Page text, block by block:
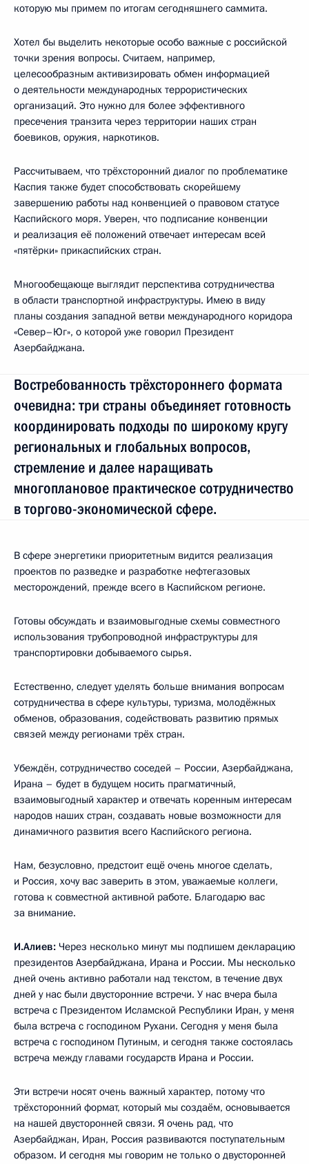
которую мы примем по итогам сегодняшнего саммита.
Хотел бы выделить некоторые особо важные с российской
точки зрения вопросы. Считаем, например,
целесообразным активизировать обмен информацией
о деятельности международных террористических
организаций. Это нужно для более эффективного
пресечения транзита через территории наших стран
боевиков, оружия, наркотиков.
Рассчитываем, что трёхсторонний диалог по проблематике
Каспия также будет способствовать скорейшему
завершению работы над конвенцией о правовом статусе
Каспийского моря. Уверен, что подписание конвенции
и реализация её положений отвечает интересам всей
«пятёрки» прикаспийских стран.
Многообещающе выглядит перспектива сотрудничества
в области транспортной инфраструктуры. Имею в виду
планы создания западной ветви международного коридора
«Север–Юг», о которой уже говорил Президент
Азербайджана.
Востребованность трёхстороннего формата
очевидна: три страны объединяет готовность
координировать подходы по широкому кругу
региональных и глобальных вопросов,
стремление и далее наращивать
многоплановое практическое сотрудничество
в торгово-экономической сфере.
В сфере энергетики приоритетным видится реализация
проектов по разведке и разработке нефтегазовых
месторождений, прежде всего в Каспийском регионе.
Готовы обсуждать и взаимовыгодные схемы совместного
использования трубопроводной инфраструктуры для
транспортировки добываемого сырья.
Естественно, следует уделять больше внимания вопросам
сотрудничества в сфере культуры, туризма, молодёжных
обменов, образования, содействовать развитию прямых
связей между регионами трёх стран.
Убеждён, сотрудничество соседей – России, Азербайджана,
Ирана – будет в будущем носить прагматичный,
взаимовыгодный характер и отвечать коренным интересам
народов наших стран, создавать новые возможности для
динамичного развития всего Каспийского региона.
Нам, безусловно, предстоит ещё очень многое сделать,
и Россия, хочу вас заверить в этом, уважаемые коллеги,
готова к совместной активной работе. Благодарю вас
за внимание.
И.Алиев: Через несколько минут мы подпишем декларацию
президентов Азербайджана, Ирана и России. Мы несколько
дней очень активно работали над текстом, в течение двух
дней у нас были двусторонние встречи. У нас вчера была
встреча с Президентом Исламской Республики Иран, у меня
была встреча с господином Рухани. Сегодня у меня была
встреча с господином Путиным, и сегодня также состоялась
встреча между главами государств Ирана и России.
Эти встречи носят очень важный характер, потому что
трёхсторонний формат, который мы создаём, основывается
на нашей двусторонней связи. Я очень рад, что
Азербайджан, Иран, Россия развиваются поступательным
образом. И сегодня мы говорим не только о двусторонней